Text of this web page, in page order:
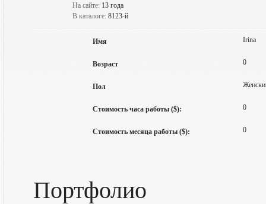
На сайте: 13 года
В каталоге: 8123-й
Имя Irina
Возраст 0
Пол
Стоимость часа работы ($): 0
Стоимость месяца работы ($): 0
Портфолио